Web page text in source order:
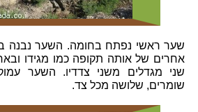
שער ראשי נפתח בחומה. השער נבנה
אחרים של אותה תקופה כמו מגידו
שני מגדלים משני צדדיו. השער
שומרים, שלושה מכל צד.